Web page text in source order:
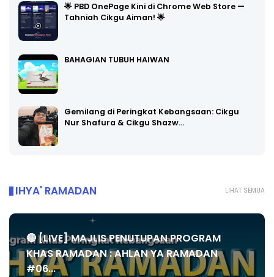
🌟 PBD OnePage Kini di Chrome Web Store —
Tahniah Cikgu Aiman! 🌟
BAHAGIAN TUBUH HAIWAN
Gemilang di Peringkat Kebangsaan: Cikgu
Nur Shafura & Cikgu Shazw…
LIHAT SEMUA
IHYA' RAMADAN
🔴 [LIVE] MAJLIS PENUTUPAN PROGRAM
KHAS RAMADAN : AHLAN YA RAMADAN
#06...